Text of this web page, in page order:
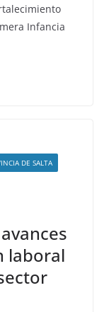
Infancia
DE SALTA
laboral